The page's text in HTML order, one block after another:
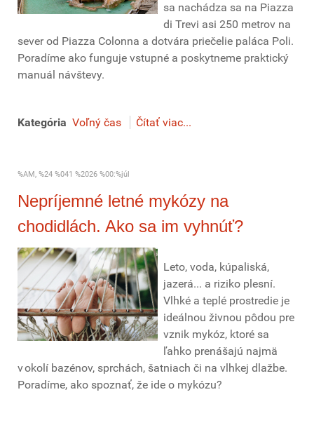
sa nachádza sa na Piazza
di Trevi asi 250 metrov na
sever od Piazza Colonna a dotvára priečelie paláca Poli.
Poradíme ako funguje vstupné a poskytneme praktický
manuál návštevy.
Kategória Voľný čas Čítať viac...
%AM, %24 %041 %2026 %00:%júl
Nepríjemné letné mykózy na
chodidlách. Ako sa im vyhnúť?
Leto, voda, kúpaliská,
jazerá... a riziko plesní.
Vlhké a teplé prostredie je
ideálnou živnou pôdou pre
vznik mykóz, ktoré sa
ľahko prenášajú najmä
v okolí bazénov, sprchách, šatniach či na vlhkej dlažbe.
Poradíme, ako spoznať, že ide o mykózu?